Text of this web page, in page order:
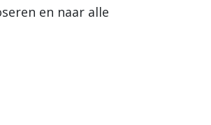
en naar alle